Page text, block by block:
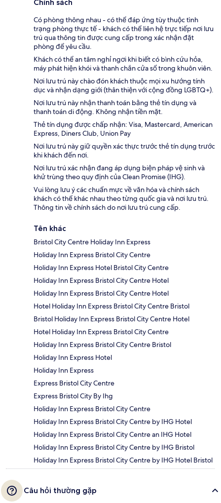
Chính sách
Có phòng thông nhau - có thể đáp ứng tùy thuộc tình
trạng phòng thực tế - khách có thể liên hệ trực tiếp nơi lưu
trú qua thông tin được cung cấp trong xác nhận đặt
phòng để yêu cầu.
Khách có thể an tâm nghỉ ngơi khi biết có bình cứu hỏa,
máy phát hiện khói và thanh chắn cửa sổ trong khuôn viên.
Nơi lưu trú này chào đón khách thuộc mọi xu hướng tính
dục và nhận dạng giới (thân thiện với cộng đồng LGBTQ+).
Nơi lưu trú này nhận thanh toán bằng thẻ tín dụng và
thanh toán di động. Không nhận tiền mặt.
Thẻ tín dụng được chấp nhận: Visa, Mastercard, American
Express, Diners Club, Union Pay
Nơi lưu trú này giữ quyền xác thực trước thẻ tín dụng trước
khi khách đến nơi.
Nơi lưu trú xác nhận đang áp dụng biện pháp vệ sinh và
khử trùng theo quy định của Clean Promise (IHG).
Vui lòng lưu ý các chuẩn mực về văn hóa và chính sách
khách có thể khác nhau theo từng quốc gia và nơi lưu trú.
Thông tin về chính sách do nơi lưu trú cung cấp.
Tên khác
Bristol City Centre Holiday Inn Express
Holiday Inn Express Bristol City Centre
Holiday Inn Express Hotel Bristol City Centre
Holiday Inn Express Bristol City Centre Hotel
Holiday Inn Express Bristol City Centre Hotel
Hotel Holiday Inn Express Bristol City Centre Bristol
Bristol Holiday Inn Express Bristol City Centre Hotel
Hotel Holiday Inn Express Bristol City Centre
Holiday Inn Express Bristol City Centre Bristol
Holiday Inn Express Hotel
Holiday Inn Express
Express Bristol City Centre
Express Bristol City By Ihg
Holiday Inn Express Bristol City Centre
Holiday Inn Express Bristol City Centre by IHG Hotel
Holiday Inn Express Bristol City Centre an IHG Hotel
Holiday Inn Express Bristol City Centre by IHG Bristol
Holiday Inn Express Bristol City Centre by IHG Hotel Bristol
Câu hỏi thường gặp